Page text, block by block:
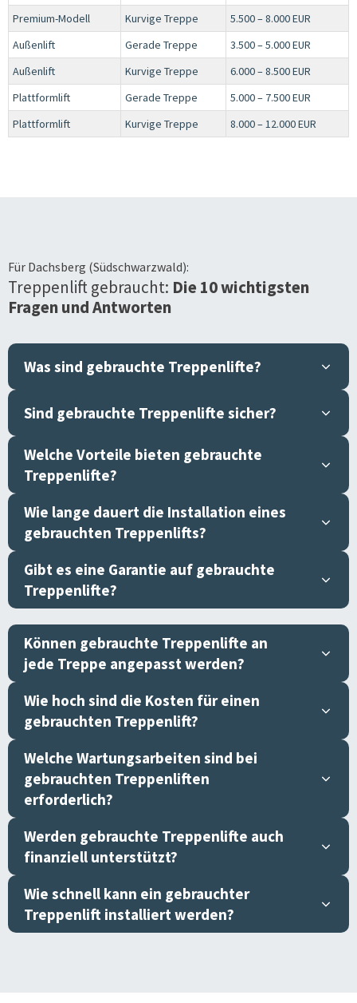
Premium-Modell
Kurvige Treppe
5.500 – 8.000 EUR
Außenlift
Gerade Treppe
3.500 – 5.000 EUR
Außenlift
Kurvige Treppe
6.000 – 8.500 EUR
Plattformlift
Gerade Treppe
5.000 – 7.500 EUR
Plattformlift
Kurvige Treppe 8.000 – 12.000 EUR
Für Dachsberg (Südschwarzwald):
Treppenlift gebraucht: Die 10 wichtigsten
Fragen und Antworten
Was sind gebrauchte Treppenlifte?
Sind gebrauchte Treppenlifte sicher?
Welche Vorteile bieten gebrauchte
Treppenlifte?
Wie lange dauert die Installation eines
gebrauchten Treppenlifts?
Gibt es eine Garantie auf gebrauchte
Treppenlifte?
Können gebrauchte Treppenlifte an
jede Treppe angepasst werden?
Wie hoch sind die Kosten für einen
gebrauchten Treppenlift?
Welche Wartungsarbeiten sind bei
gebrauchten Treppenliften
erforderlich?
Werden gebrauchte Treppenlifte auch
finanziell unterstützt?
Wie schnell kann ein gebrauchter
Treppenlift installiert werden?